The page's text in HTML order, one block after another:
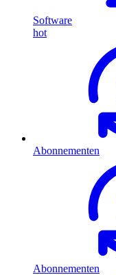
Software
hot
Abonnementen
Abonnementen